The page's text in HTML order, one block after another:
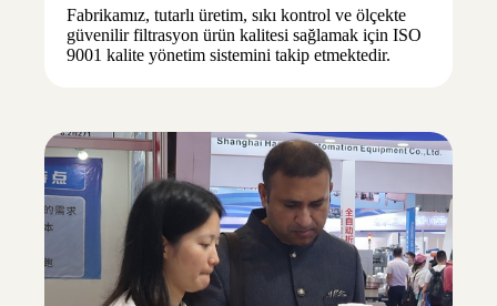
Fabrikamız, tutarlı üretim, sıkı kontrol ve ölçekte
güvenilir filtrasyon ürün kalitesi sağlamak için ISO
9001 kalite yönetim sistemini takip etmektedir.